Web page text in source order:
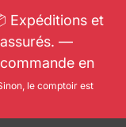
Expéditions et
—
en
le comptoir est